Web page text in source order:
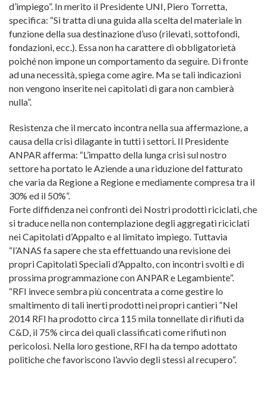
d’impiego”. In merito il Presidente UNI, Piero Torretta,
specifica: “Si tratta di una guida alla scelta del materiale in
funzione della sua destinazione d’uso (rilevati, sottofondi,
fondazioni, ecc.). Essa non ha carattere di obbligatorietà
poiché non impone un comportamento da seguire. Di fronte
ad una necessità, spiega come agire. Ma se tali indicazioni
non vengono inserite nei capitolati di gara non cambierà
nulla”.
Resistenza che il mercato incontra nella sua affermazione, a
causa della crisi dilagante in tutti i settori. Il Presidente
ANPAR afferma: “L’impatto della lunga crisi sul nostro
settore ha portato le Aziende a una riduzione del fatturato
che varia da Regione a Regione e mediamente compresa tra il
30% ed il 50%”.
Forte diffidenza nei confronti dei Nostri prodotti riciclati, che
si traduce nella non contemplazione degli aggregati riciclati
nei Capitolati d’Appalto e al limitato impiego. Tuttavia
“l’ANAS fa sapere che sta effettuando una revisione dei
propri Capitolati Speciali d’Appalto, con incontri svolti e di
prossima programmazione con ANPAR e Legambiente”.
“RFI invece sembra più concentrata a come gestire lo
smaltimento di tali inerti prodotti nei propri cantieri “Nel
2014 RFI ha prodotto circa 115 mila tonnellate di rifiuti da
C&D, il 75% circa dei quali classificati come rifiuti non
pericolosi. Nella loro gestione, RFI ha da tempo adottato
politiche che favoriscono l’avvio degli stessi al recupero”.